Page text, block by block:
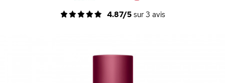
4.87/5sur 3 avis